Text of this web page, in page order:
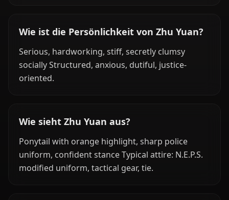
Wie ist die Persönlichkeit von Zhu Yuan?
Serious, hardworking, stiff, secretly clumsy
socially Structured, anxious, dutiful, justice-
oriented.
Wie sieht Zhu Yuan aus?
Ponytail with orange highlight, sharp police
uniform, confident stance Typical attire: N.E.P.S.
modified uniform, tactical gear, tie.